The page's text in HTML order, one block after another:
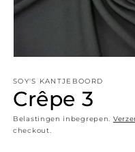
SOY'S KANTJEBOORD
Crêpe 3
Belastingen inbegrepen.
checkout.